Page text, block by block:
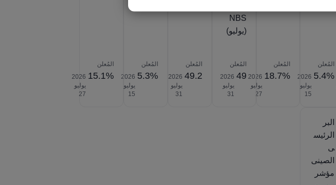
المُعلن
5.4%
2026‎
يوليو
‎15
المُعلن
18.7%
2026‎
يوليو
‎27
NBS
(يوليو)
المُعلن
49
2026‎
يوليو
‎31
المُعلن
49.2
2026‎
يوليو
‎31
المُعلن
5.3%
2026‎
يوليو
‎15
المُعلن
15.1%
2026‎
يوليو
‎27
البر
الرئيس
ى
الصينى
مؤشر